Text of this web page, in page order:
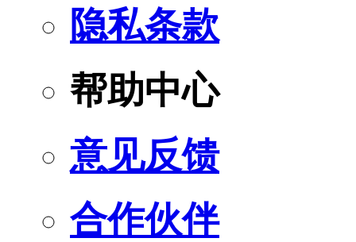
隐私条款
帮助中心
意见反馈
合作伙伴